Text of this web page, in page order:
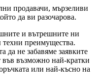
продавачи, мързеливи
да ви разочарова.
и вътрешните ни
преимущества.
да не забавяме заявките
във възможно най-кратки
или най-късно на